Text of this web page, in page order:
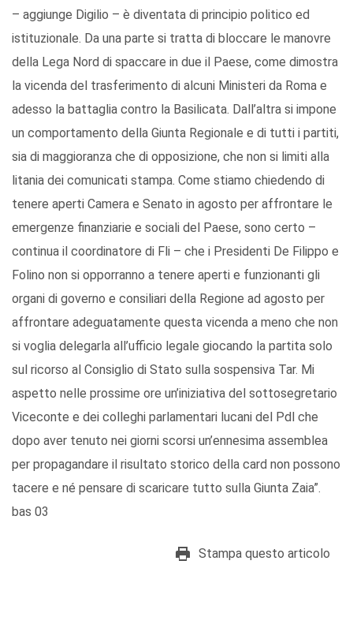
– aggiunge Digilio – è diventata di principio politico ed
istituzionale. Da una parte si tratta di bloccare le manovre
della Lega Nord di spaccare in due il Paese, come dimostra
la vicenda del trasferimento di alcuni Ministeri da Roma e
adesso la battaglia contro la Basilicata. Dall’altra si impone
un comportamento della Giunta Regionale e di tutti i partiti,
sia di maggioranza che di opposizione, che non si limiti alla
litania dei comunicati stampa. Come stiamo chiedendo di
tenere aperti Camera e Senato in agosto per affrontare le
emergenze finanziarie e sociali del Paese, sono certo –
continua il coordinatore di Fli – che i Presidenti De Filippo e
Folino non si opporranno a tenere aperti e funzionanti gli
organi di governo e consiliari della Regione ad agosto per
affrontare adeguatamente questa vicenda a meno che non
si voglia delegarla all’ufficio legale giocando la partita solo
sul ricorso al Consiglio di Stato sulla sospensiva Tar. Mi
aspetto nelle prossime ore un’iniziativa del sottosegretario
Viceconte e dei colleghi parlamentari lucani del Pdl che
dopo aver tenuto nei giorni scorsi un’ennesima assemblea
per propagandare il risultato storico della card non possono
tacere e né pensare di scaricare tutto sulla Giunta Zaia”.
bas 03
Stampa questo articolo